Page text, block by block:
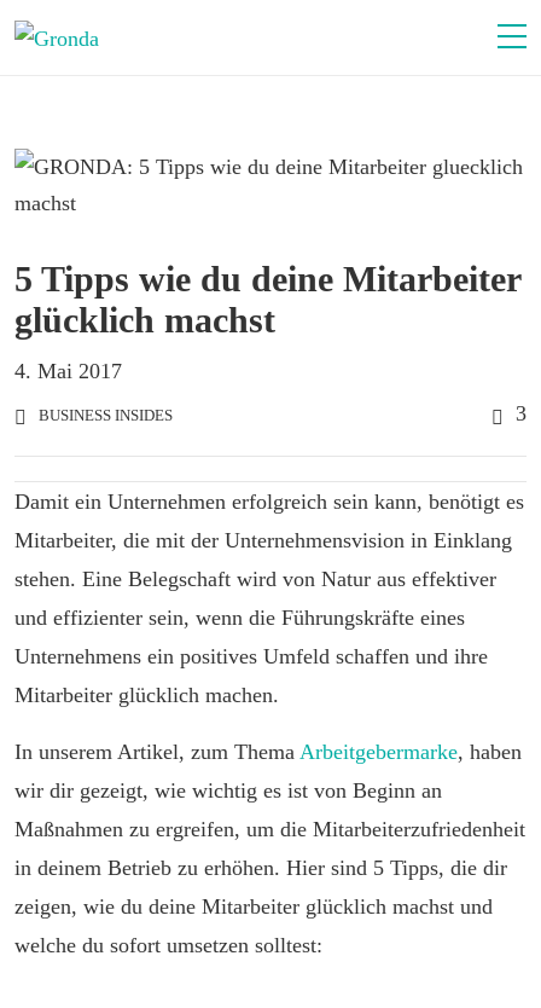
5 Tipps wie du deine Mitarbeiter
glücklich machst
4. Mai 2017
BUSINESS INSIDES 3
Damit ein Unternehmen erfolgreich sein kann, benötigt es
Mitarbeiter, die mit der Unternehmensvision in Einklang
stehen. Eine Belegschaft wird von Natur aus effektiver
und effizienter sein, wenn die Führungskräfte eines
Unternehmens ein positives Umfeld schaffen und ihre
Mitarbeiter glücklich machen.
In unserem Artikel, zum Thema Arbeitgebermarke, haben
wir dir gezeigt, wie wichtig es ist von Beginn an
Maßnahmen zu ergreifen, um die Mitarbeiterzufriedenheit
in deinem Betrieb zu erhöhen. Hier sind 5 Tipps, die dir
zeigen, wie du deine Mitarbeiter glücklich machst und
welche du sofort umsetzen solltest: